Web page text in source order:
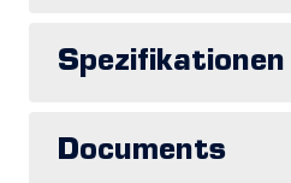
Spezifikationen
Documents